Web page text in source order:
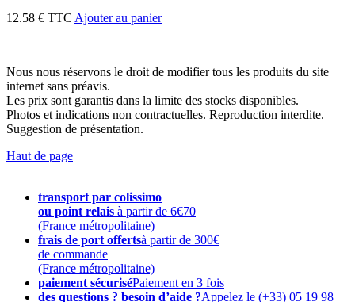
12.58 € TTC Ajouter au panier
Nous nous réservons le droit de modifier tous les produits du site
internet sans préavis.
Les prix sont garantis dans la limite des stocks disponibles.
Photos et indications non contractuelles. Reproduction interdite.
Suggestion de présentation.
Haut de page
transport par colissimo
ou point relais à partir de 6€70
(France métropolitaine)
frais de port offertsà partir de 300€
de commande
(France métropolitaine)
paiement sécuriséPaiement en 3 fois
des questions ? besoin d’aide ?Appelez le (+33) 05 19 98